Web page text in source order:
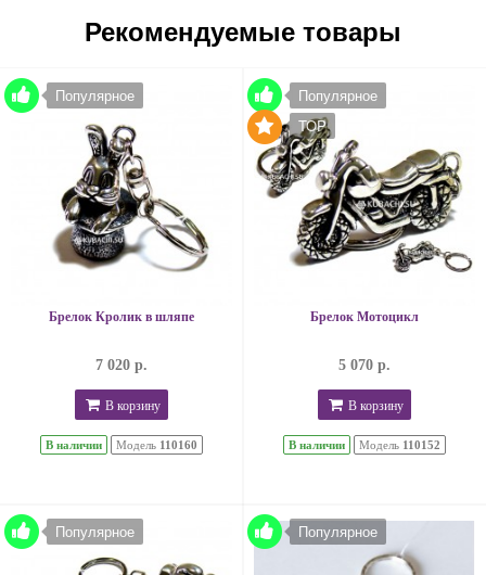
Рекомендуемые товары
Популярное
Брелок Кролик в шляпе
7 020 р.
В корзину
В наличии Модель 110160
Популярное
TOP
Брелок Мотоцикл
5 070 р.
В корзину
В наличии Модель 110152
Популярное Популярное